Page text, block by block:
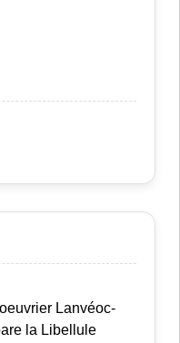
Lanvéoc-
la Libellule